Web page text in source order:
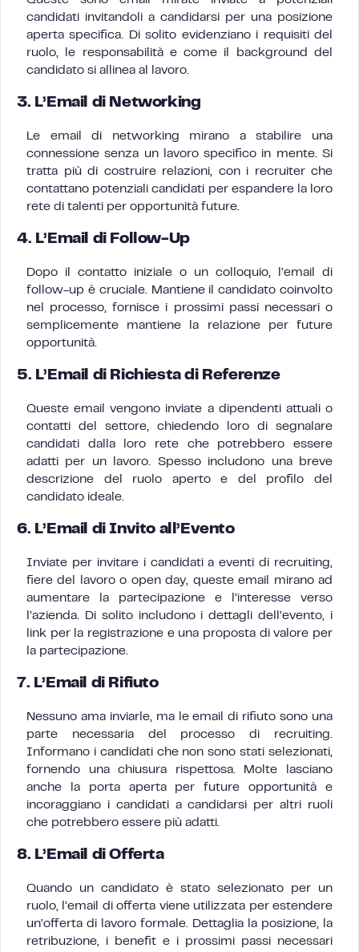
candidati invitandoli a candidarsi per una posizione
aperta specifica. Di solito evidenziano i requisiti del
ruolo, le responsabilità e come il background del
candidato si allinea al lavoro.
3. L’Email di Networking
Le email di networking mirano a stabilire una
connessione senza un lavoro specifico in mente. Si
tratta più di costruire relazioni, con i recruiter che
contattano potenziali candidati per espandere la loro
rete di talenti per opportunità future.
4. L’Email di Follow-Up
Dopo il contatto iniziale o un colloquio, l’email di
follow-up è cruciale. Mantiene il candidato coinvolto
nel processo, fornisce i prossimi passi necessari o
semplicemente mantiene la relazione per future
opportunità.
5. L’Email di Richiesta di Referenze
Queste email vengono inviate a dipendenti attuali o
contatti del settore, chiedendo loro di segnalare
candidati dalla loro rete che potrebbero essere
adatti per un lavoro. Spesso includono una breve
descrizione del ruolo aperto e del profilo del
candidato ideale.
6. L’Email di Invito all’Evento
Inviate per invitare i candidati a eventi di recruiting,
fiere del lavoro o open day, queste email mirano ad
aumentare la partecipazione e l’interesse verso
l’azienda. Di solito includono i dettagli dell’evento, i
link per la registrazione e una proposta di valore per
la partecipazione.
7. L’Email di Rifiuto
Nessuno ama inviarle, ma le email di rifiuto sono una
parte necessaria del processo di recruiting.
Informano i candidati che non sono stati selezionati,
fornendo una chiusura rispettosa. Molte lasciano
anche la porta aperta per future opportunità e
incoraggiano i candidati a candidarsi per altri ruoli
che potrebbero essere più adatti.
8. L’Email di Offerta
Quando un candidato è stato selezionato per un
ruolo, l’email di offerta viene utilizzata per estendere
un’offerta di lavoro formale. Dettaglia la posizione, la
retribuzione, i benefit e i prossimi passi necessari